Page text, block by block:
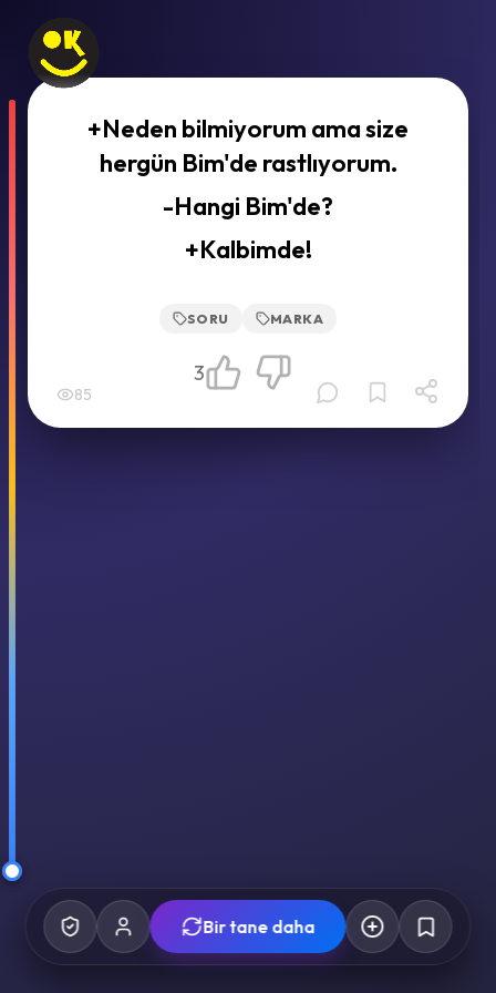
+Neden bilmiyorum ama size
hergün Bim'de rastlıyorum.
-Hangi Bim'de?
+Kalbimde!
SORU MARKA
85
3
Bir tane daha